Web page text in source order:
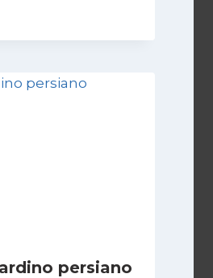
persiano